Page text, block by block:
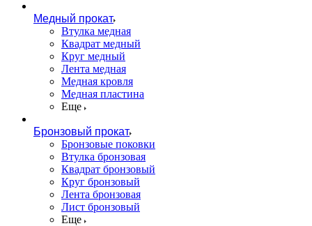
Медный прокат
Втулка медная
Квадрат медный
Круг медный
Лента медная
Медная кровля
Медная пластина
Еще
Бронзовый прокат
Бронзовые поковки
Втулка бронзовая
Квадрат бронзовый
Круг бронзовый
Лента бронзовая
Лист бронзовый
Еще